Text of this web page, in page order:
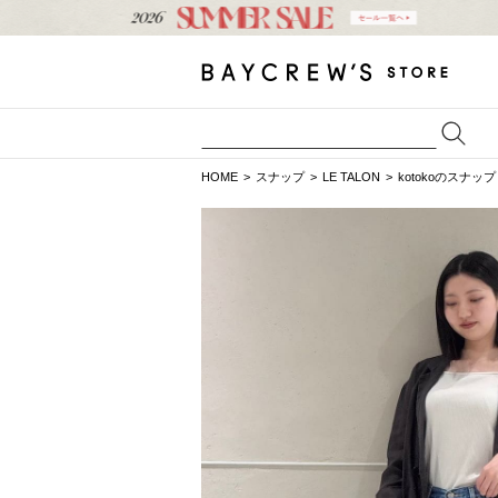
HOME スナップ LE TALON kotokoのスナップ